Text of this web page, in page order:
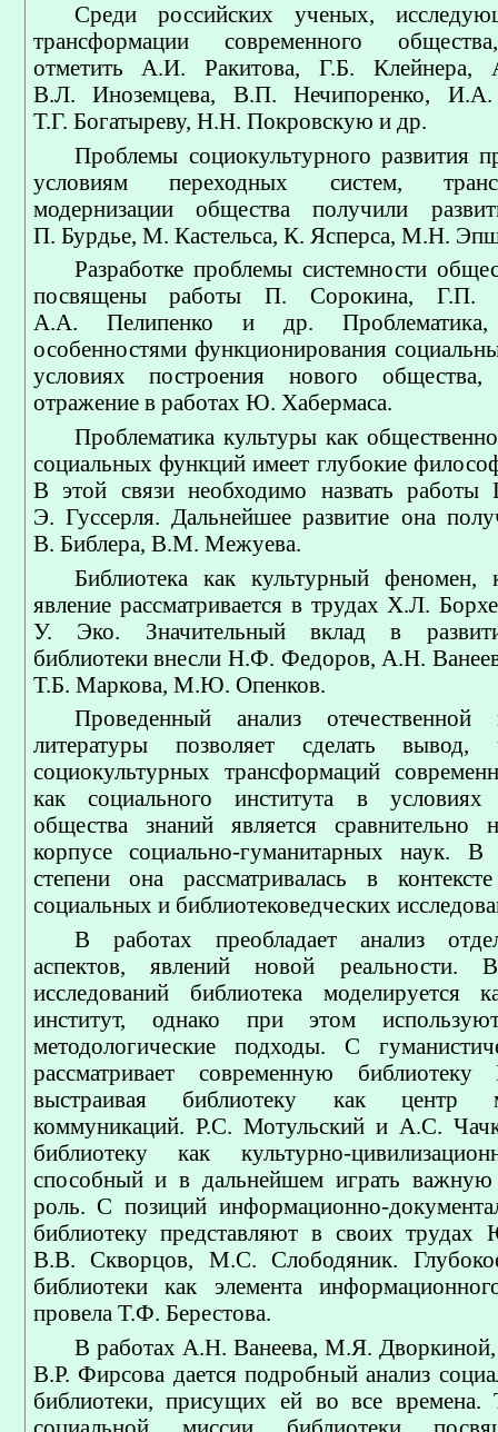
Среди российских ученых,
трансформации современного
отметить А.И. Ракитова, Г.Б. Клейнера,
В.Л. Иноземцева, В.П. Нечипоренко, И.А.
Т.Г. Богатыреву, Н.Н. Покровскую и др.
Проблемы социокультурного развития
условиям переходных систем,
модернизации общества получили
П. Бурдье, М. Кастельса, К. Ясперса, М.Н.
Разработке проблемы системности
посвящены работы П. Сорокина, Г.П.
А.А. Пелипенко и др. Проблематика,
особенностями функционирования
условиях построения нового
отражение в работах Ю. Хабермаса.
Проблематика культуры как
социальных функций имеет глубокие
В этой связи необходимо назвать
Э. Гуссерля. Дальнейшее развитие она
В. Библера, В.М. Межуева.
Библиотека как культурный феномен,
явление рассматривается в трудах Х.Л.
У. Эко. Значительный вклад в
библиотеки внесли Н.Ф. Федоров, А.Н.
Т.Б. Маркова, М.Ю. Опенков.
Проведенный анализ
литературы позволяет сделать вывод,
социокультурных трансформаций
как социального института в условиях
общества знаний является
корпусе социально-гуманитарных наук.
степени она рассматривалась в
социальных и библиотековедческих
В работах преобладает анализ
аспектов, явлений новой
исследований библиотека моделируется
институт, однако при этом
методологические подходы. С
рассматривает современную
выстраивая библиотеку как центр
коммуникаций. Р.С. Мотульский и А.С.
библиотеку как культурно-
способный и в дальнейшем играть
роль. С позиций информационно-
библиотеку представляют в своих
В.В. Скворцов, М.С. Слободяник. Глубокое
библиотеки как элемента
провела Т.Ф. Берестова.
В работах А.Н. Ванеева, М.Я.
В.Р. Фирсова дается подробный анализ
библиотеки, присущих ей во все времена.
социальной миссии библиотеки